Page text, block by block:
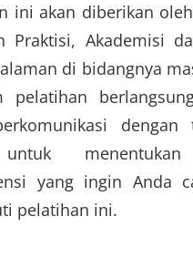
ini akan diberikan
Praktisi, Akademisi
di bidangnya
pelatihan
menentukan
yang ingin Anda
pelatihan ini.